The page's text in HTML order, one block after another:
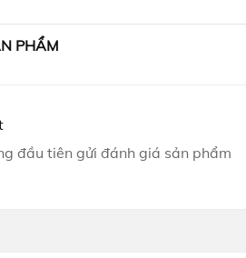
PHẨM
đầu tiên gửi đánh giá sản phẩm